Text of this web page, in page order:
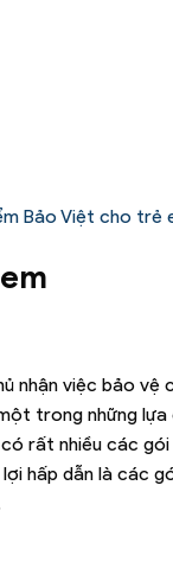
Bảo Việt cho trẻ
nhận việc bảo
trong những
rất nhiều các
hấp dẫn là các